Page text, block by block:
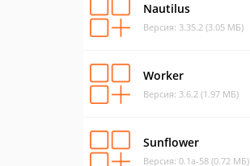
Nautilus
Версия: 3.35.2 (3.05 МБ)
Worker
Версия: 3.6.2 (1.97 МБ)
Sunflower
Версия: 0.1a-58 (0.72 МБ)